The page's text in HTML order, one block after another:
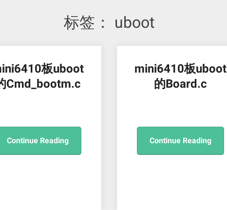
标签： uboot
板uboot
Cmd_bootm.c
Continue Reading
mini6410板uboot
的Board.c
Continue Reading